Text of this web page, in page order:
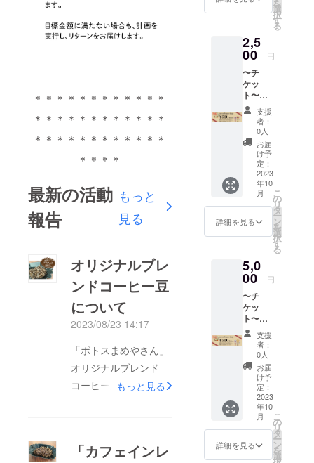
＊＊＊＊＊＊＊＊＊＊＊＊
＊＊＊＊＊＊＊＊＊＊＊＊
＊＊＊＊＊＊＊＊＊＊＊＊
＊＊＊＊
最新の活動
報告
もっと
見る
オリジナルブレ
ンドコーヒー豆
について
2023/08/23 14:17
「ポトスまめやさん」
オリジナルブレンド
コーヒー豆【まめん
まろやかでどなたも飲
もっと見る
「カフェインレ
ト終了
に取り
掛かり
ま
す。）
※お客様
都合に
よる返
品・返
金はで
きませ
ん。
てに強
で
「ジョ
カー」
と名付
けられ
ていま
す。 生
豆消費
期限：
約1年ほ
材料等
の食品
表示は
商品の
ラベル
す。商
品開封
前には
必ずリ
ターン
に貼付
された
ラベル
や注意
書きを
ご確認
くださ
い。 ※
実際に
お届け
ターン
とパッ
※開催場
費は支
援者様
負担く
ださ
い。 ︎◇
受講希
望日・
時間帯
はメー
ルにて
ご案内
させて
いただ
きま
有効期
限：
日＞ 日
程はプ
ロジェ
クト終
了後、
メール
にて調
整させ
ていた
だきま
す。 ※
お客様
都合に
よる返
金はで
ん。
ります
ので、
基本お
持ち帰
りはご
遠慮い
ただき
ます。
※通常
3850円
◇開催
場所：
ポトス
まめや
さん
（株式
会社ポ
内）
※開催場
の交通
費は支
援者様
にてご
負担く
ださ
い。 ︎◇
日程は
プロ
ジェク
ト終了
後、
にて調
整させ
約1時間
ほどの
です。
「エコ
セロ」
という
焙煎器
を使っ
て、カ
カオ豆
を煎る
ところ
から体
験して
いただ
きま
す。 凝
縮版の
作成方
いチョ
コにな
ります
ので、
基本お
持ち帰
りはご
遠慮い
ただき
ます。
※通常
4400円
◇開催
場所：
ポトス
まめや
さん
を
選
択
す
る
2,5
00 円
〜チ
ケッ
ト〜
【3000
円分の
チケッ
ト（500
円券を6
枚）】
◇「ポ
トスま
めやさ
ん」で
ご利用
いただ
けるチ
です。
店頭に
てお渡
しいた
しま
す。 ※
お釣り
はでま
せんの
でご注
意くだ
さい。
例）
2160円
のお買
い物の
場合、
支援
者：
0人
お届
け予
定：
2023
年10
月
詳細を見る
こ
の
リ
タ
ー
ン
を
選
択
す
る
5,0
00 円
〜チ
ケッ
ト〜
【6000
円分の
チケッ
ト（500
円券を
枚）】
◇「ポ
トスま
めやさ
ん」で
ご利用
支援
者：
0人
お届
け予
定：
2023
年10
月
詳細を見る
こ
の
リ
タ
ー
ン
を
選